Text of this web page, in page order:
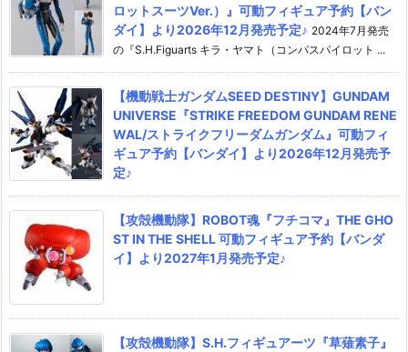
ロットスーツVer.）』可動フィギュア予約【バン
ダイ】より2026年12月発売予定♪ 2024年7月発売
の『S.H.Figuarts キラ・ヤマト（コンパスパイロット ...
【機動戦士ガンダムSEED DESTINY】GUNDAM
UNIVERSE『STRIKE FREEDOM GUNDAM RENE
WAL/ストライクフリーダムガンダム』可動フィ
ギュア予約【バンダイ】より2026年12月発売予
定♪
【攻殻機動隊】ROBOT魂『フチコマ』THE GHO
ST IN THE SHELL 可動フィギュア予約【バンダ
イ】より2027年1月発売予定♪
【攻殻機動隊】S.H.フィギュアーツ『草薙素子』